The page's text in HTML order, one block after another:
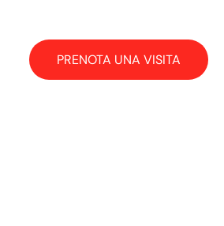
PRENOTA UNA VISITA